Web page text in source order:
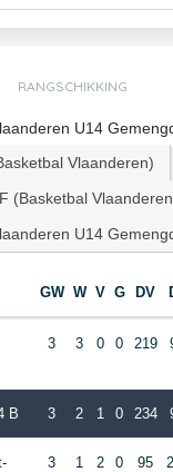
RANGSCHIKKING
U14
Vlaanderen)
(Basketbal
U14
GW W V G DV
3 3 0 0 219
B 3 2 1 0 234
3 1 2 0 95